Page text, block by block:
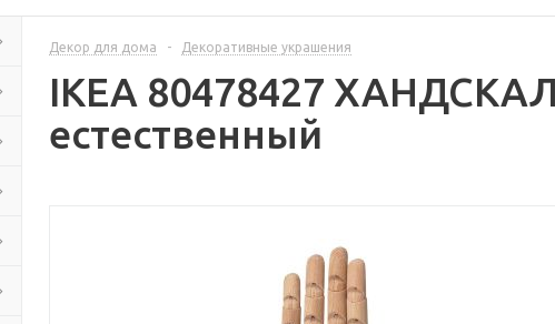
Декор для дома - Декоративные украшения
IKEA 80478427
естественный